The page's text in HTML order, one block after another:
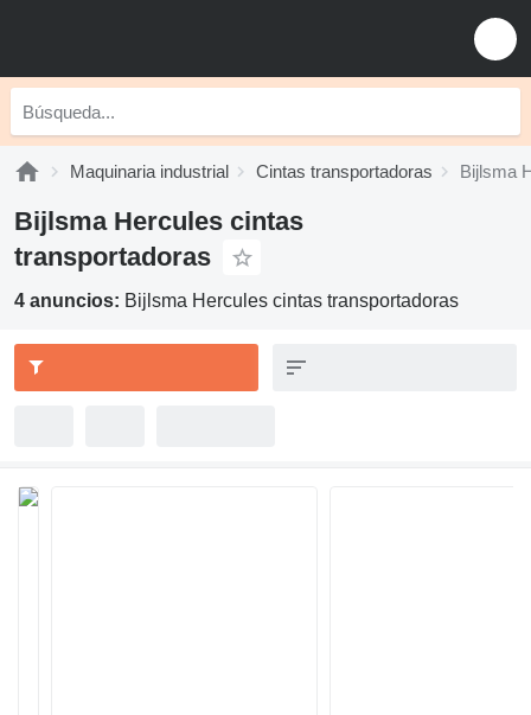
Maquinaria industrial Cintas transportadoras Bijlsma
Bijlsma Hercules cintas
transportadoras
4 anuncios: Bijlsma Hercules cintas transportadoras